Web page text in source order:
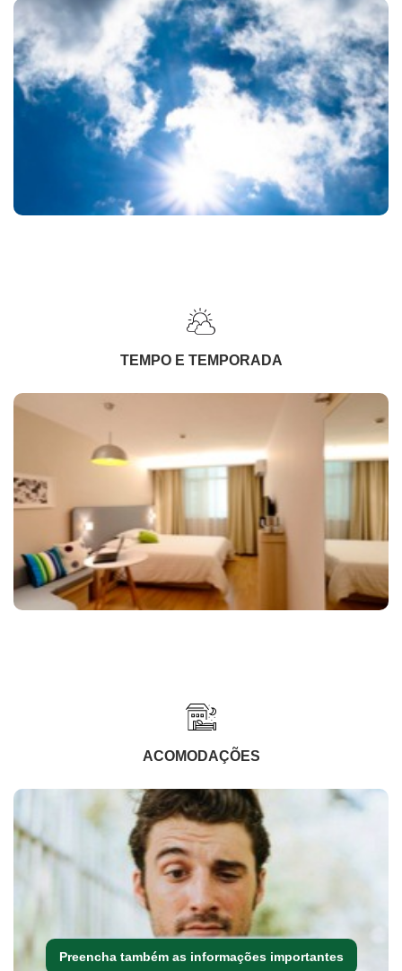
TEMPO E TEMPORADA
ACOMODAÇÕES
Preencha também as informações importantes